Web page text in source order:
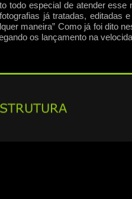
todo especial de atender
já tratadas, editadas
maneira” Como já foi dito
os lançamento na